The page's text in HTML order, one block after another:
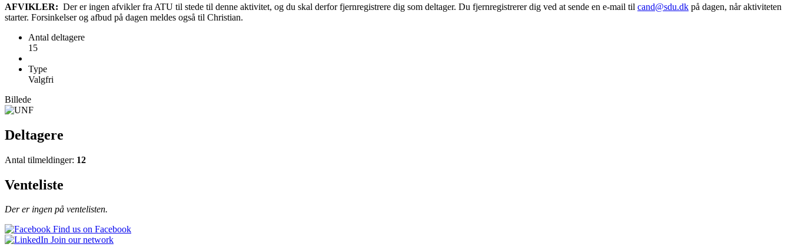
AFVIKLER: Der er ingen afvikler fra ATU til stede til denne aktivitet, og du skal derfor fjernregistrere dig som deltager. Du fjernregistrerer dig ved at sende en e-mail til cand@sdu.dk på dagen, når aktiviteten
starter. Forsinkelser og afbud på dagen meldes også til Christian.
Antal deltagere
15
Type
Valgfri
Billede
Deltagere
Antal tilmeldinger: 12
Venteliste
Der er ingen på ventelisten.
Find us on Facebook
Join our network